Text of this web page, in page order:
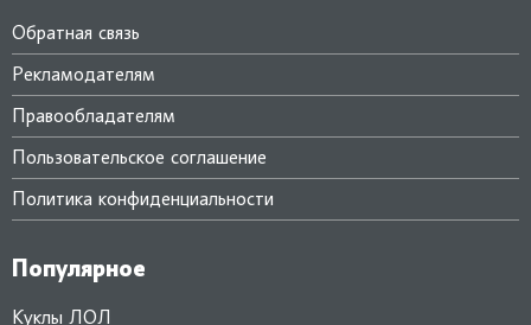
Обратная связь
Рекламодателям
Правообладателям
Пользовательское соглашение
Политика конфиденциальности
Популярное
Куклы ЛОЛ